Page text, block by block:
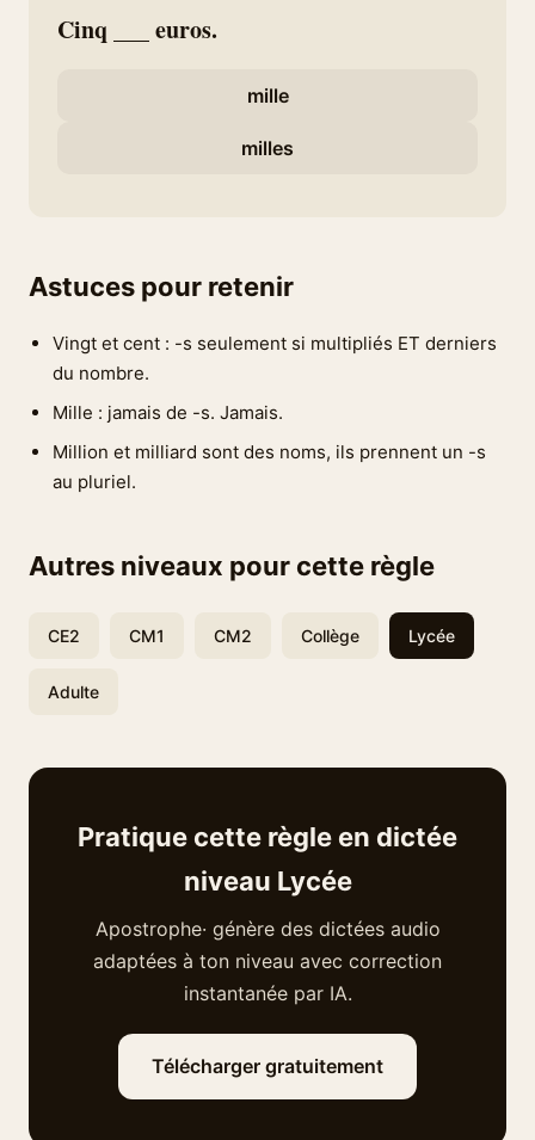
Cinq ___ euros.
mille
milles
Astuces pour retenir
Vingt et cent : -s seulement si multipliés ET derniers
du nombre.
Mille : jamais de -s. Jamais.
Million et milliard sont des noms, ils prennent un -s
au pluriel.
Autres niveaux pour cette règle
CE2 CM1 CM2 Collège Lycée
Adulte
Pratique cette règle en dictée
niveau Lycée
Apostrophe· génère des dictées audio
adaptées à ton niveau avec correction
instantanée par IA.
Télécharger gratuitement